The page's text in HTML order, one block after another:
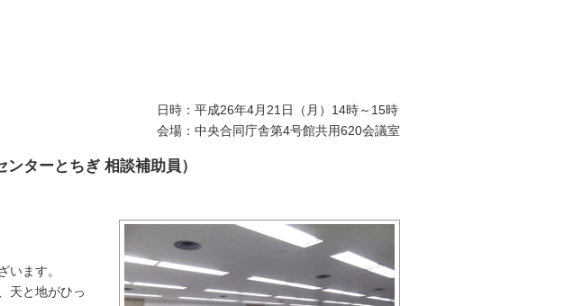
日時：平成26年4月21日（月）14時～15時
会場：中央合同庁舎第4号館共用620会議室
ターとちぎ 相談補助員）
います。
天と地がひっ